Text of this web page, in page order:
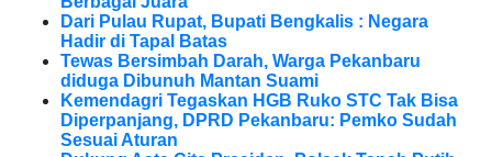
Dari Pulau Rupat, Bupati Bengkalis : Negara
Hadir di Tapal Batas
Tewas Bersimbah Darah, Warga Pekanbaru
diduga Dibunuh Mantan Suami
Kemendagri Tegaskan HGB Ruko STC Tak Bisa
Diperpanjang, DPRD Pekanbaru: Pemko Sudah
Sesuai Aturan